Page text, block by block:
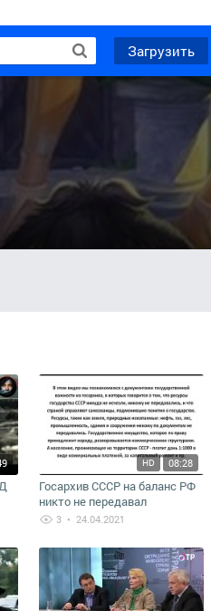
Загрузить
08:28
HD
Госархив СССР на баланс РФ
никто не передавал
3 • 24.04.2021